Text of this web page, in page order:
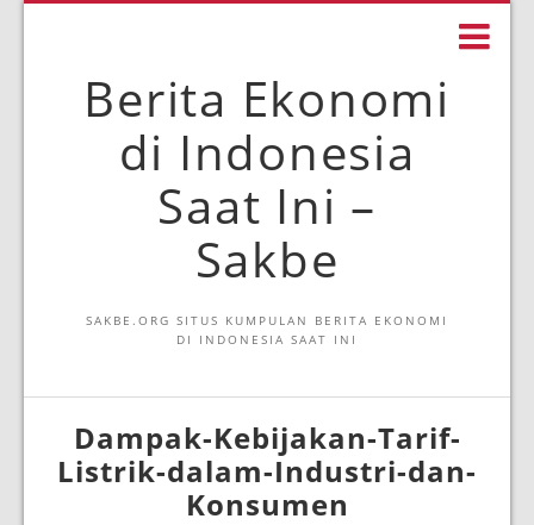
Berita Ekonomi
di Indonesia
Saat Ini –
Sakbe
SAKBE.ORG SITUS KUMPULAN BERITA EKONOMI
DI INDONESIA SAAT INI
Dampak-Kebijakan-Tarif-
Listrik-dalam-Industri-dan-
Konsumen